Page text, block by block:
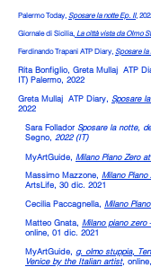
Palermo Today, Sposare la notte Ep. II,
Giornale di Sicilia, La città vista da Olmo
Ferdinando Trapani ATP Diary, Sposare la
Rita Bonfiglio, Greta Mullaj ATP
IT) Palermo, 2022
Greta Mullaj ATP Diary, Sposare la
2022
Sara FolladorSposare la notte,
Segno, 2022 (IT)
MyArtGuide, Milano Piano Zero
Massimo Mazzone, Milano
ArtsLife, 30 dic. 2021
Cecilia Paccagnella, Milano
Matteo Gnata, Milano piano zero
online, 01 dic. 2021
MyArtGuide, g. olmo stuppia,
Venice by the Italian artist,